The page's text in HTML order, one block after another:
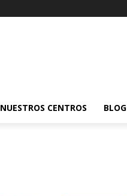
NUESTROS CENTROS BLOG